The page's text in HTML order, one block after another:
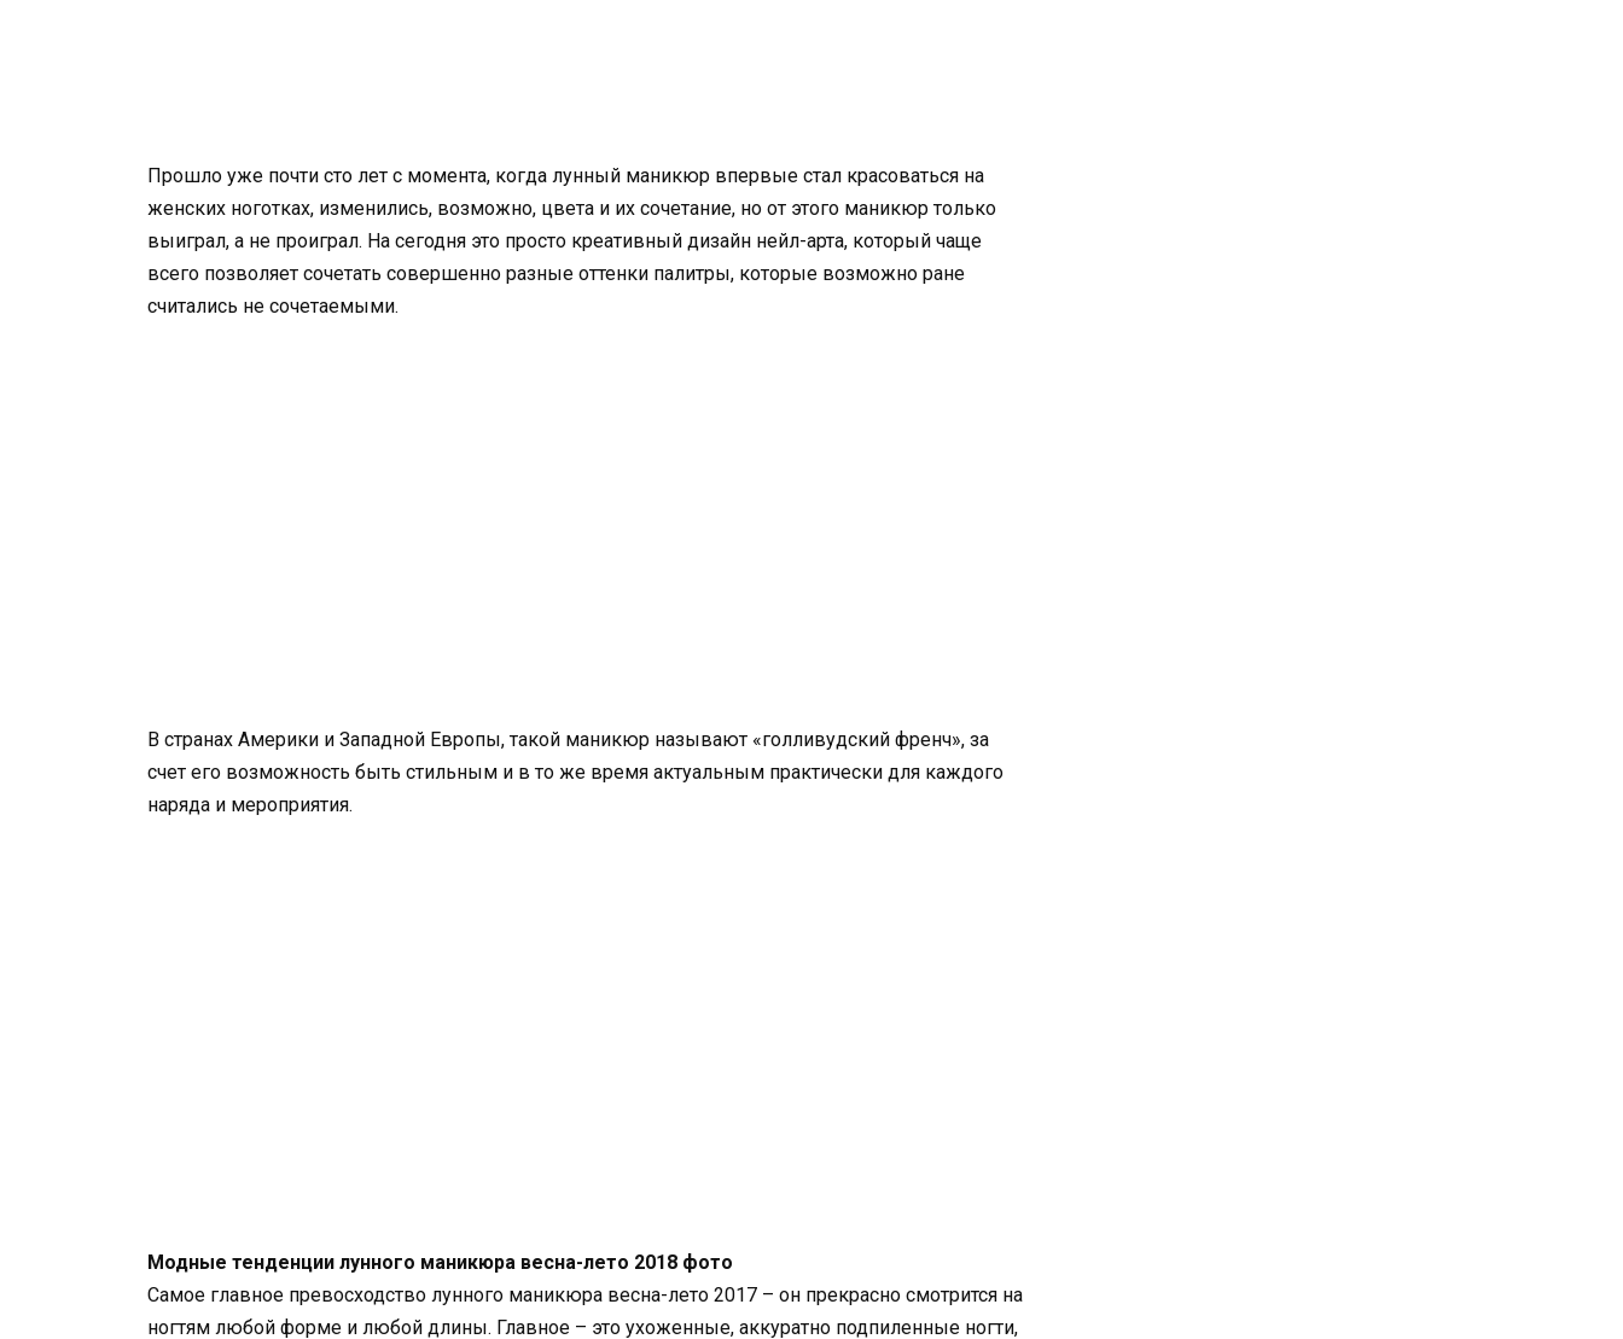
Прошло уже почти сто лет с момента, когда лунный маникюр впервые стал красоваться на
женских ноготках, изменились, возможно, цвета и их сочетание, но от этого маникюр только
выиграл, а не проиграл. На сегодня это просто креативный дизайн нейл-арта, который чаще
всего позволяет сочетать совершенно разные оттенки палитры, которые возможно ране
считались не сочетаемыми.
В странах Америки и Западной Европы, такой маникюр называют «голливудский френч», за
счет его возможность быть стильным и в то же время актуальным практически для каждого
наряда и мероприятия.
Модные тенденции лунного маникюра весна-лето 2018 фото
Самое главное превосходство лунного маникюра весна-лето 2017 – он прекрасно смотрится на
ногтям любой форме и любой длины. Главное – это ухоженные, аккуратно подпиленные ногти,